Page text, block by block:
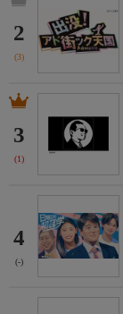
2
(3)
3
(1)
4
(-)